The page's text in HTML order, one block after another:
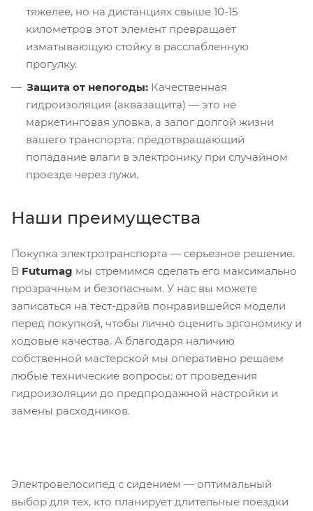
тяжелее, но на дистанциях свыше 10-15
километров этот элемент превращает
изматывающую стойку в расслабленную
прогулку.
Защита от непогоды: Качественная
гидроизоляция (аквазащита) — это не
маркетинговая уловка, а залог долгой жизни
вашего транспорта, предотвращающий
попадание влаги в электронику при случайном
проезде через лужи.
Наши преимущества
Покупка электротранспорта — серьезное решение.
В Futumag мы стремимся сделать его максимально
прозрачным и безопасным. У нас вы можете
записаться на тест-драйв понравившейся модели
перед покупкой, чтобы лично оценить эргономику и
ходовые качества. А благодаря наличию
собственной мастерской мы оперативно решаем
любые технические вопросы: от проведения
гидроизоляции до предпродажной настройки и
замены расходников.
Электровелосипед с сидением — оптимальный
выбор для тех, кто планирует длительные поездки